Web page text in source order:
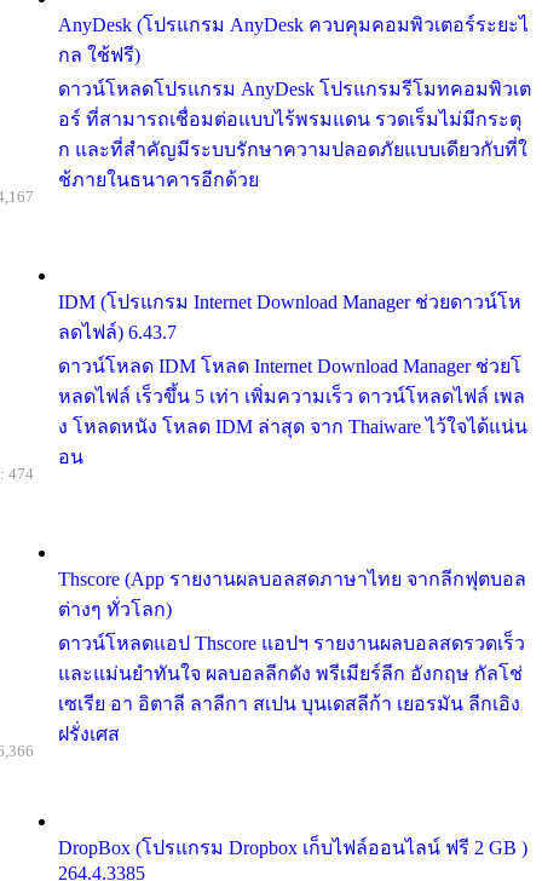
AnyDesk (โปรแกรม AnyDesk ควบคุมคอมพิวเตอร์ระยะไ
กล ใช้ฟรี)
ดาวน์โหลดโปรแกรม AnyDesk โปรแกรมรีโมทคอมพิวเต
อร์ ที่สามารถเชื่อมต่อแบบไร้พรมแดน รวดเร็มไม่มีกระตุ
ก และที่สำคัญมีระบบรักษาความปลอดภัยแบบเดียวกับที่ใ
ช้ภายในธนาคารอีกด้วย
IDM (โปรแกรม Internet Download Manager ช่วยดาวน์โห
ลดไฟล์) 6.43.7
ดาวน์โหลด IDM โหลด Internet Download Manager ช่วยโ
หลดไฟล์ เร็วขึ้น 5 เท่า เพิ่มความเร็ว ดาวน์โหลดไฟล์ เพล
ง โหลดหนัง โหลด IDM ล่าสุด จาก Thaiware ไว้ใจได้แน่น
อน
Thscore (App รายงานผลบอลสดภาษาไทย จากลีกฟุตบอล
ต่างๆ ทั่วโลก)
ดาวน์โหลดแอป Thscore แอปฯ รายงานผลบอลสดรวดเร็ว
และแม่นยำทันใจ ผลบอลลีกดัง พรีเมียร์ลีก อังกฤษ กัลโช่
เซเรีย อา อิตาลี ลาลีกา สเปน บุนเดสลีก้า เยอรมัน ลีกเอิง
ฝรั่งเศส
474
DropBox (โปรแกรม Dropbox เก็บไฟล์ออนไลน์ ฟรี 2 GB )
264.4.3385